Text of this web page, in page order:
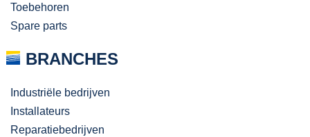
Toebehoren
Spare parts
BRANCHES
Industriële bedrijven
Installateurs
Reparatiebedrijven